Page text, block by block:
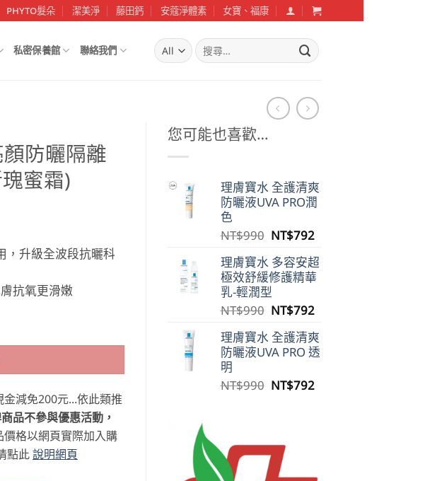
PHYTO髮朵 潔美淨 藤田鈣 安蔻淨體素 女寶、福康
私密保養館 聯絡我們
搜
尋
您可能也喜歡…
理膚寶水 全護清爽
防曬液UVA PRO潤
色
NT$990 原
價
格：
NT$990。
NT$792目
價
格：
理膚寶水 多容安超
極效舒緩修護精華
乳-輕潤型
NT$990 原
價
格：
NT$792目
價
格：
理膚寶水 全護清爽
防曬液UVA PRO 透
明
NT$990 原
NT$990。
NT$792目
防曬隔離
蜜霜)
，升級全波段抗曬科
抗氧更滑嫩
30ml (新瑰蜜霜) 數量
減免200元...依此類推
品不參與優惠活動，
格以網頁實際加入購
點此說明網頁